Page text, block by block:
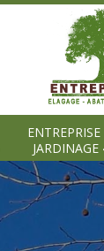
JARDINAGE